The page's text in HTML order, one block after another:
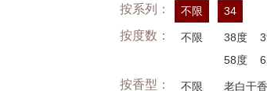
按系列： 不限 34
按度数： 不限 38度
58度
按香型： 不限 老白干香